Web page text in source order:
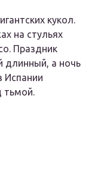
кукол.
на стульях
Праздник
длинный, а ночь
Испании
тьмой.